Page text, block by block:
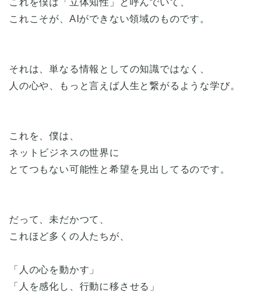
これこそが、AIができない領域のものです。
それは、単なる情報としての知識ではなく、
人の心や、もっと言えば人生と繋がるような学び。
これを、僕は、
ネットビジネスの世界に
とてつもない可能性と希望を見出してるのです。
だって、未だかつて、
これほど多くの人たちが、
「人の心を動かす」
「人を感化し、行動に移させる」